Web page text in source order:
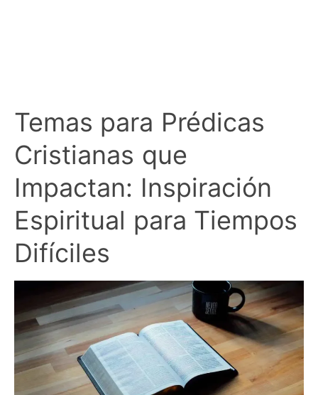
Temas para Prédicas
Cristianas que
Impactan: Inspiración
Espiritual para Tiempos
Difíciles